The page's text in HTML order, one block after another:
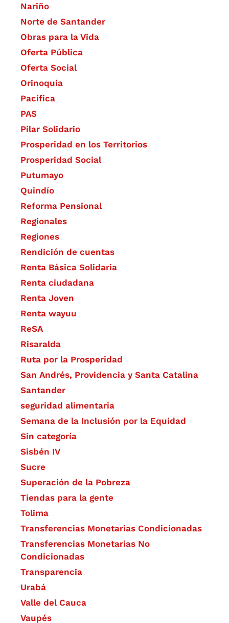
Nariño
Norte de Santander
Obras para la Vida
Oferta Pública
Oferta Social​​
Orinoquia
Pacífica
PAS
Pilar Solidario
Prosperidad en los Territorios
Prosperidad Social
Putumayo
Quindío
Reforma Pensional
Regionales
Regiones
Rendición de cuentas
Renta Básica Solidaria
Renta ciudadana
Renta Joven
Renta wayuu
ReSA
Risaralda
Ruta por la Prosperidad
San Andrés, Providencia y Santa Catalina
Santander
seguridad alimentaria
Semana de la Inclusión por la Equidad
Sin categoría
Sisbén IV
Sucre
Superación de la Pobreza
Tiendas para la gente
Tolima
Transferencias Monetarias Condicionadas
Transferencias Monetarias No
Condicionadas
Transparencia
Urabá
Valle del Cauca
Vaupés